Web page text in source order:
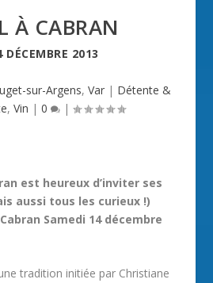
À CABRAN
DÉCEMBRE 2013
sur-Argens, Var| Détente &
, Vin | 0 |
est heureux d’inviter ses
aussi tous les curieux !)
Samedi 14 décembre
tradition initiée par Christiane